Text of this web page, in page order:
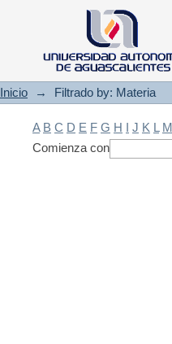
Filtrado by:
Inicio → Filtrado by: Materia
A B C D E F G H I J K L M
Comienza con